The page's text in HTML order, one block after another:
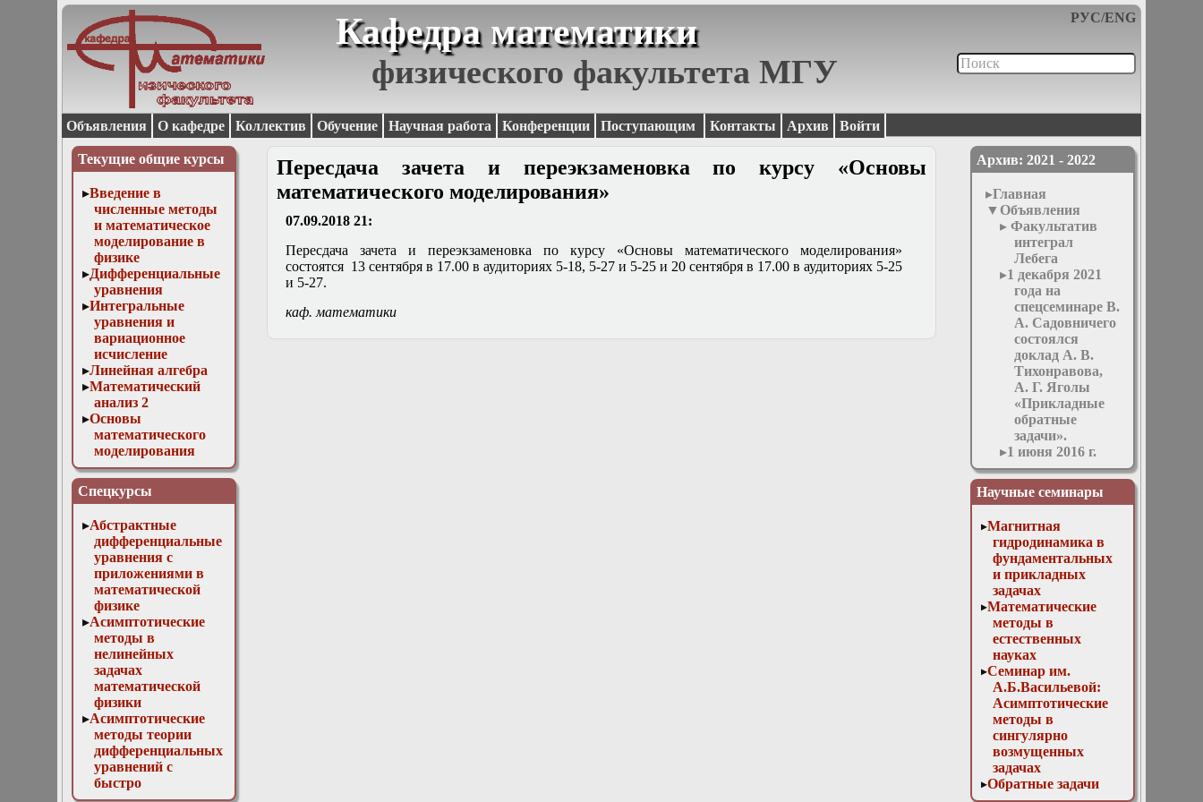
РУС/ENG
Кафедра математики
физического факультета МГУ
Объявления О кафедре Коллектив Обучение Научная работа Конференции Поступающим Контакты Архив Войти
Текущие общие курсы
Введение в
численные методы
и математическое
моделирование в
физике
Дифференциальные
уравнения
Интегральные
уравнения и
вариационное
исчисление
Линейная алгебра
Математический
анализ 2
Основы
математического
моделирования
Численные методы
в физике
Спецкурсы
Абстрактные
дифференциальные
уравнения с
приложениями в
математической
физике
Асимптотические
методы в
нелинейных
задачах
математической
физики
Асимптотические
методы теории
дифференциальных
уравнений с
быстро
осциллирующими
Архив: 2021 - 2022
Главная
Объявления
Факультатив
интеграл
Лебега
1 декабря 2021
года на
спецсеминаре В.
А. Садовничего
состоялся
доклад А. В.
Тихонравова,
А. Г. Яголы
«Прикладные
обратные
задачи».
1 июня 2016 г.
Заседание
кафедры
1 марта 2017 г.
кафедры
1 ноября 2017 г.
Заседание
кафедры
10 мая 2017 г.
Заседание
кафедры
11 апреля 2018 г.
Заседание
кафедры
11 мая 2016 г.
Заседание
кафедры
11 ноября 2015 г.
Заседание
кафедры
12 апреля 2017 г.
Научные семинары
Магнитная
гидродинамика в
фундаментальных
и прикладных
задачах
Математические
методы в
естественных
науках
Семинар им.
А.Б.Васильевой:
Асимптотические
методы в
сингулярно
возмущенных
задачах
Обратные задачи
Пересдача зачета и переэкзаменовка по курсу «Основы
математического моделирования»
07.09.2018 21:
Пересдача зачета и переэкзаменовка по курсу «Основы математического моделирования»
состоятся 13 сентября в 17.00 в аудиториях 5-18, 5-27 и 5-25 и 20 сентября в 17.00 в аудиториях 5-25
и 5-27.
каф. математики